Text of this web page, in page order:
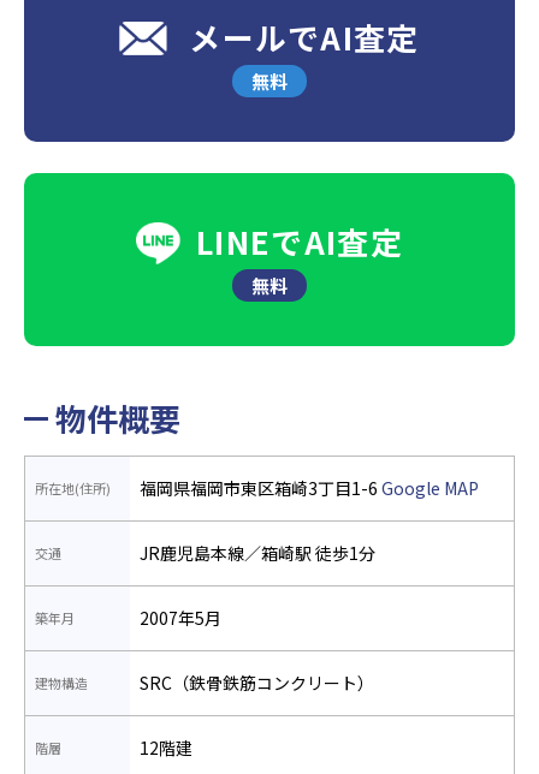
メールでAI査定
無料
LINEでAI査定
無料
物件概要
所在地(住所) 福岡県福岡市東区箱崎3丁目1-6 Google MAP
交通 JR鹿児島本線／箱崎駅 徒歩1分
築年月 2007年5月
建物構造 SRC（鉄骨鉄筋コンクリート）
階層 12階建